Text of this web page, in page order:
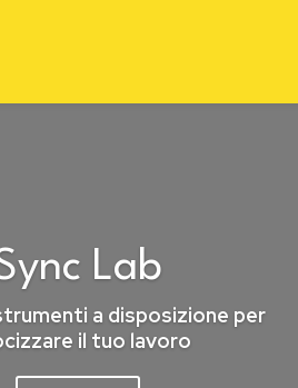
Lab
a disposizione per
il tuo lavoro